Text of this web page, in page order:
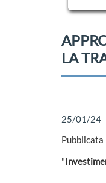
LA
25/01/24
"